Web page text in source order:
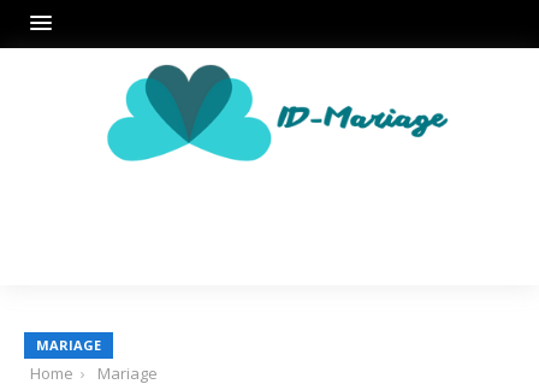
MARIAGE
Home
Mariage